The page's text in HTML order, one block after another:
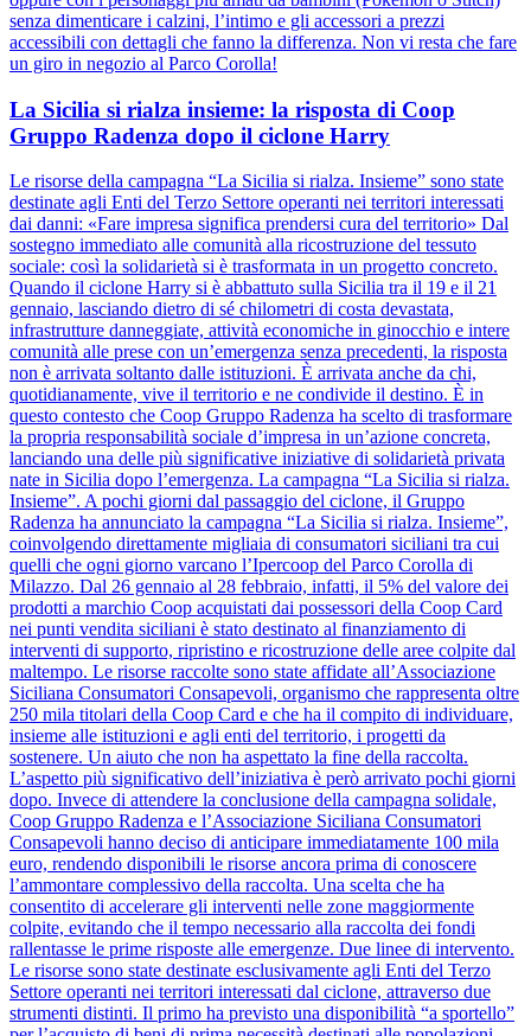
senza dimenticare i calzini, l’intimo e gli accessori a prezzi
accessibili con dettagli che fanno la differenza. Non vi resta che fare
un giro in negozio al Parco Corolla!
La Sicilia si rialza insieme: la risposta di Coop
Gruppo Radenza dopo il ciclone Harry
Le risorse della campagna “La Sicilia si rialza. Insieme” sono state
destinate agli Enti del Terzo Settore operanti nei territori interessati
dai danni: «Fare impresa significa prendersi cura del territorio» Dal
sostegno immediato alle comunità alla ricostruzione del tessuto
sociale: così la solidarietà si è trasformata in un progetto concreto.
Quando il ciclone Harry si è abbattuto sulla Sicilia tra il 19 e il 21
gennaio, lasciando dietro di sé chilometri di costa devastata,
infrastrutture danneggiate, attività economiche in ginocchio e intere
comunità alle prese con un’emergenza senza precedenti, la risposta
non è arrivata soltanto dalle istituzioni. È arrivata anche da chi,
quotidianamente, vive il territorio e ne condivide il destino. È in
questo contesto che Coop Gruppo Radenza ha scelto di trasformare
la propria responsabilità sociale d’impresa in un’azione concreta,
lanciando una delle più significative iniziative di solidarietà privata
nate in Sicilia dopo l’emergenza. La campagna “La Sicilia si rialza.
Insieme”. A pochi giorni dal passaggio del ciclone, il Gruppo
Radenza ha annunciato la campagna “La Sicilia si rialza. Insieme”,
coinvolgendo direttamente migliaia di consumatori siciliani tra cui
quelli che ogni giorno varcano l’Ipercoop del Parco Corolla di
Milazzo. Dal 26 gennaio al 28 febbraio, infatti, il 5% del valore dei
prodotti a marchio Coop acquistati dai possessori della Coop Card
nei punti vendita siciliani è stato destinato al finanziamento di
interventi di supporto, ripristino e ricostruzione delle aree colpite dal
maltempo. Le risorse raccolte sono state affidate all’Associazione
Siciliana Consumatori Consapevoli, organismo che rappresenta oltre
250 mila titolari della Coop Card e che ha il compito di individuare,
insieme alle istituzioni e agli enti del territorio, i progetti da
sostenere. Un aiuto che non ha aspettato la fine della raccolta.
L’aspetto più significativo dell’iniziativa è però arrivato pochi giorni
dopo. Invece di attendere la conclusione della campagna solidale,
Coop Gruppo Radenza e l’Associazione Siciliana Consumatori
Consapevoli hanno deciso di anticipare immediatamente 100 mila
euro, rendendo disponibili le risorse ancora prima di conoscere
l’ammontare complessivo della raccolta. Una scelta che ha
consentito di accelerare gli interventi nelle zone maggiormente
colpite, evitando che il tempo necessario alla raccolta dei fondi
rallentasse le prime risposte alle emergenze. Due linee di intervento.
Le risorse sono state destinate esclusivamente agli Enti del Terzo
Settore operanti nei territori interessati dal ciclone, attraverso due
strumenti distinti. Il primo ha previsto una disponibilità “a sportello”